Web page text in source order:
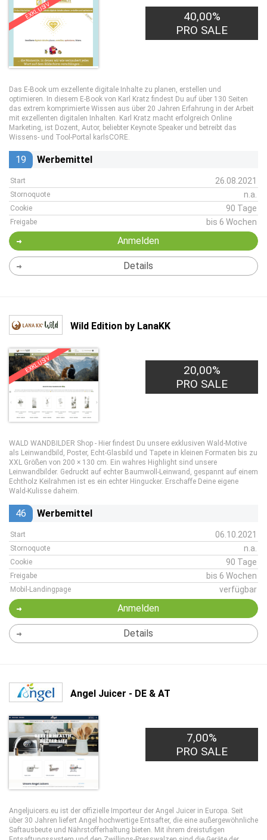
EXKLUSIV
40,00%
PRO SALE
Das E-Book um exzellente digitale Inhalte zu planen, erstellen und
optimieren. In diesem E-Book von Karl Kratz findest Du auf über 130 Seiten
das extrem komprimierte Wissen aus über 20 Jahren Erfahrung in der Arbeit
mit exzellenten digitalen Inhalten. Karl Kratz macht erfolgreich Online
Marketing, ist Dozent, Autor, beliebter Keynote Speaker und betreibt das
Wissens- und Tool-Portal karlsCORE.
19 Werbemittel
Start 26.08.2021
Stornoquote n.a.
Cookie 90 Tage
Freigabe bis 6 Wochen
Anmelden
Details
Wild Edition by LanaKK
EXKLUSIV
20,00%
PRO SALE
WALD WANDBILDER Shop - Hier findest Du unsere exklusiven Wald-Motive
als Leinwandbild, Poster, Echt-Glasbild und Tapete in kleinen Formaten bis zu
XXL Größen von 200 × 130 cm. Ein wahres Highlight sind unsere
Leinwandbilder. Gedruckt auf echter Baumwoll-Leinwand, gespannt auf einem
Echtholz Keilrahmen ist es ein echter Hingucker. Erschaffe Deine eigene
Wald-Kulisse daheim.
46 Werbemittel
Start 06.10.2021
Stornoquote n.a.
Cookie 90 Tage
Freigabe bis 6 Wochen
Mobil-Landingpage verfügbar
Anmelden
Details
Angel Juicer - DE & AT
7,00%
PRO SALE
Angeljuicers.eu ist der offizielle Importeur der Angel Juicer in Europa. Seit
über 30 Jahren liefert Angel hochwertige Entsafter, die eine außergewöhnliche
Saftausbeute und Nährstofferhaltung bieten. Mit ihrem dreistufigen